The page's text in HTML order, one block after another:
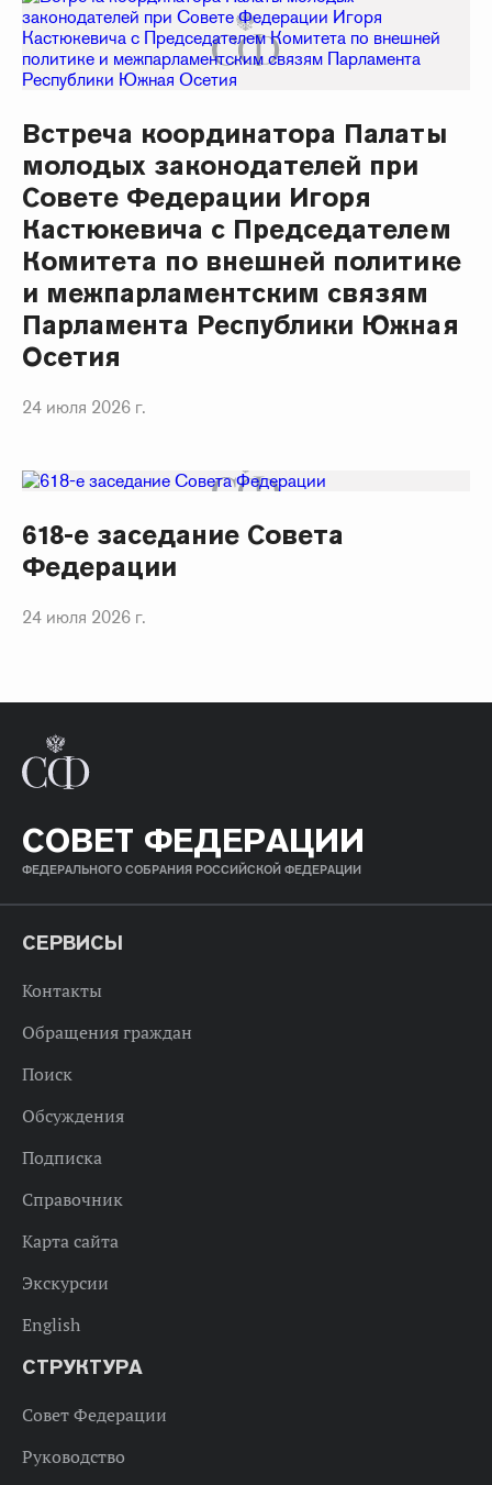
Встреча координатора Палаты
молодых законодателей при
Совете Федерации Игоря
Кастюкевича с Председателем
Комитета по внешней политике
и межпарламентским связям
Парламента Республики Южная
Осетия
24 июля 2026 г.
618-е заседание Совета
Федерации
24 июля 2026 г.
СОВЕТ ФЕДЕРАЦИИ
ФЕДЕРАЛЬНОГО СОБРАНИЯ РОССИЙСКОЙ ФЕДЕРАЦИИ
СЕРВИСЫ
Контакты
Обращения граждан
Поиск
Обсуждения
Подписка
Справочник
Карта сайта
Экскурсии
English
СТРУКТУРА
Совет Федерации
Руководство